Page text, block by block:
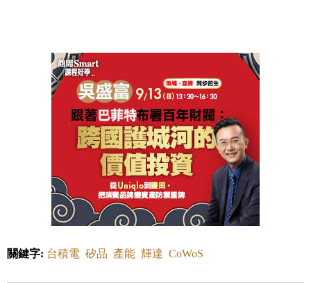
關鍵字: 台積電 矽品 產能 輝達 CoWoS